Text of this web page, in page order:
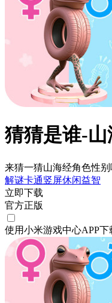
猜猜是谁-山
来猜一猜山海经角色性别
解谜卡通竖屏休闲益智
立即下载
官方正版
使用小米游戏中心APP下